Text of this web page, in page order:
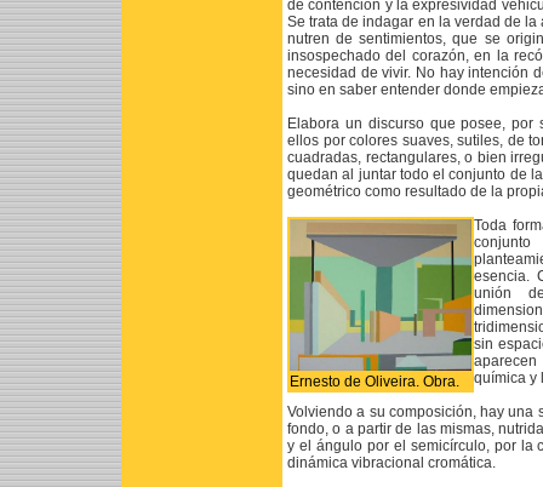
de contención y la expresividad
Se trata de indagar en la verdad de
nutren de sentimientos, que se
insospechado del corazón, en la
necesidad de vivir. No hay intención
sino en saber entender donde
Elabora un discurso que posee,
ellos por colores suaves, sutiles, de
cuadradas, rectangulares, o bien
quedan al juntar todo el conjunto de
geométrico como resultado de la
Ernesto de Oliveira. Obra.
Toda
esencia.
unión
sin
química y
Volviendo a su composición, hay una
fondo, o a partir de las mismas,
y el ángulo por el semicírculo, por la
dinámica vibracional cromática.